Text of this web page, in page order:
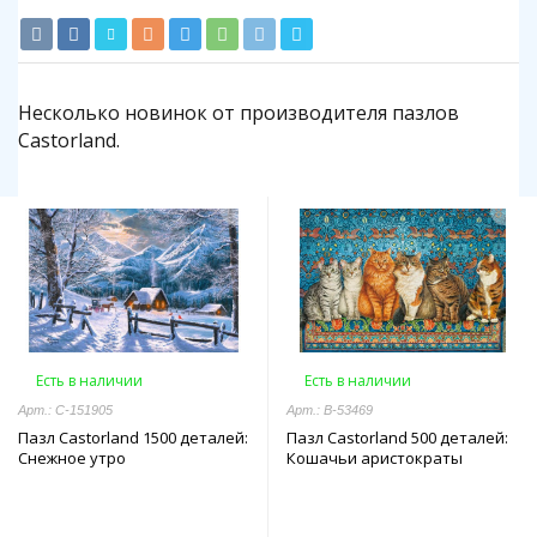
Несколько новинок от производителя пазлов
Castorland.
Есть в наличии
Арт.: C-151905
Пазл Castorland 1500 деталей:
Снежное утро
Есть в наличии
Арт.: B-53469
Пазл Castorland 500 деталей:
Кошачьи аристократы